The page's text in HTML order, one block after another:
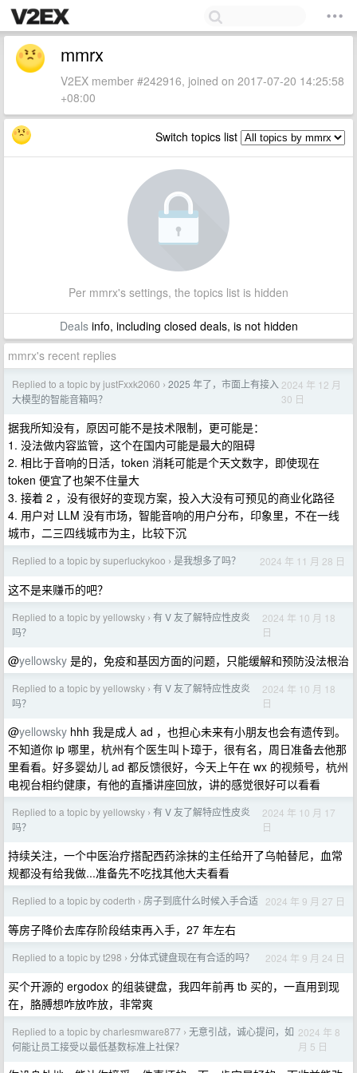
mmrx
V2EX member #242916, joined on 2017-07-20 14:25:58
+08:00
Switch topics list
Per mmrx's settings, the topics list is hidden
Dealsinfo, including closed deals, is not hidden
mmrx's recent replies
Replied to a topic by justFxxk2060 › 2025 年了，市面上有接入
大模型的智能音箱吗？
2024 年 12 月
30 日
据我所知没有，原因可能不是技术限制，更可能是：
1. 没法做内容监管，这个在国内可能是最大的阻碍
2. 相比于音响的日活，token 消耗可能是个天文数字，即使现在
token 便宜了也架不住量大
3. 接着 2 ，没有很好的变现方案，投入大没有可预见的商业化路径
4. 用户对 LLM 没有市场，智能音响的用户分布，印象里，不在一线
城市，二三四线城市为主，比较下沉
Replied to a topic by superluckykoo › 是我想多了吗？ 2024 年 11 月 28 日
这不是来赚币的吧？
Replied to a topic by yellowsky › 有 V 友了解特应性皮炎
吗？
2024 年 10 月 18
日
@yellowsky 是的，免疫和基因方面的问题，只能缓解和预防没法根治
Replied to a topic by yellowsky › 有 V 友了解特应性皮炎
吗？
2024 年 10 月 18
日
@yellowsky hhh 我是成人 ad ，也担心未来有小朋友也会有遗传到。
不知道你 ip 哪里，杭州有个医生叫卜璋于，很有名，周日准备去他那
里看看。好多婴幼儿 ad 都反馈很好，今天上午在 wx 的视频号，杭州
电视台相约健康，有他的直播讲座回放，讲的感觉很好可以看看
Replied to a topic by yellowsky › 有 V 友了解特应性皮炎
吗？
2024 年 10 月 17
日
持续关注，一个中医治疗搭配西药涂抹的主任给开了乌帕替尼，血常
规都没有给我做...准备先不吃找其他大夫看看
Replied to a topic by coderth › 房子到底什么时候入手合适 2024 年 9 月 27 日
等房子降价去库存阶段结束再入手，27 年左右
Replied to a topic by t298 › 分体式键盘现在有合适的吗？ 2024 年 9 月 24 日
买个开源的 ergodox 的组装键盘，我四年前再 tb 买的，一直用到现
在，胳膊想咋放咋放，非常爽
Replied to a topic by charlesmware877 › 无意引战，诚心提问，如
何能让员工接受以最低基数标准上社保？
2024 年 8
月 5 日